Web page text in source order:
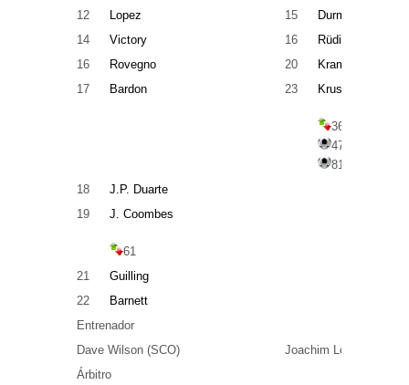
12
Lopez 15
Durm
14
Victory 16
Rüdiger
16
Rovegno 20
Kramer
17
Bardon 23 Kruse
36
47
81
18
J.P. Duarte
19
J. Coombes
61
21
Guilling
22
Barnett
Entrenador
Dave Wilson (SCO)
Joachim Löw (GER)
Árbitro